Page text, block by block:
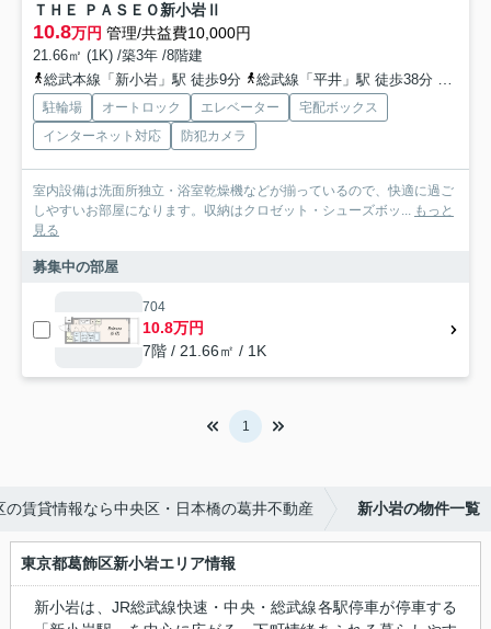
ＴＨＥ ＰＡＳＥＯ新小岩Ⅱ
10.8万円 管理/共益費10,000円
21.66㎡ (1K) /築3年 /8階建
総武本線「新小岩」駅 徒歩9分
総武線「平井」駅 徒歩38分 東西
駐輪場 オートロック エレベーター
宅配ボックス
インターネット対応
防犯カメラ
室内設備は洗面所独立・浴室乾燥機などが揃っているので、快適に過ご
しやすいお部屋になります。収納はクロゼット・シューズボッ... もっと
見る
募集中の部屋
704
10.8万円
7階 / 21.66㎡ / 1K
1
の賃貸情報なら中央区・日本橋の葛井不動産 新小岩の物件一覧
東京都葛飾区新小岩エリア情報
新小岩は、JR総武線快速・中央・総武線各駅停車が停車する